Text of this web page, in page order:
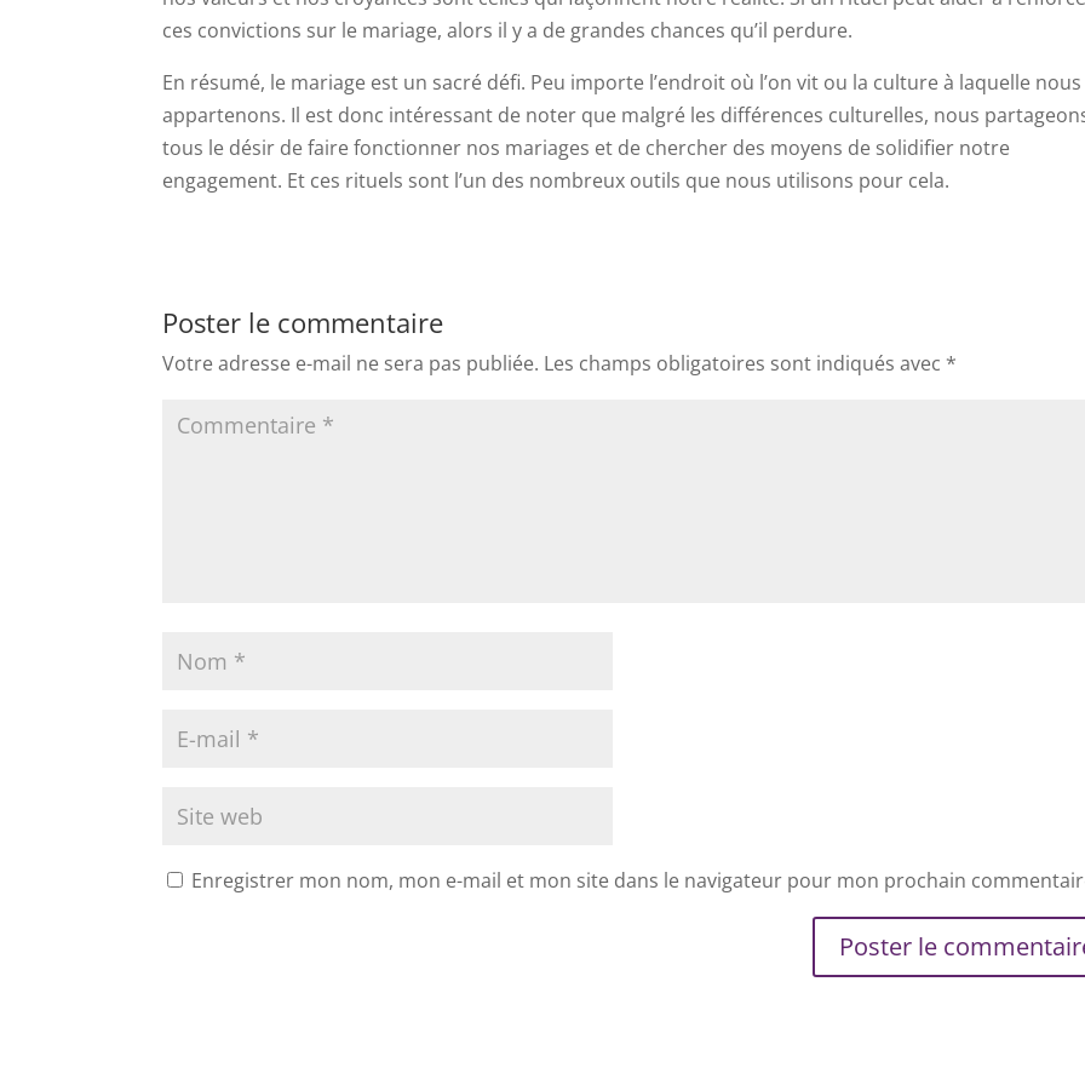
ces convictions sur le mariage, alors il y a de grandes chances qu’il perdure.
En résumé, le mariage est un sacré défi. Peu importe l’endroit où l’on vit ou la culture à laquelle nous
appartenons. Il est donc intéressant de noter que malgré les différences culturelles, nous
tous le désir de faire fonctionner nos mariages et de chercher des moyens de solidifier notre
engagement. Et ces rituels sont l’un des nombreux outils que nous utilisons pour cela.
Poster le commentaire
Votre adresse e-mail ne sera pas publiée. Les champs obligatoires sont indiqués avec *
Enregistrer mon nom, mon e-mail et mon site dans le navigateur pour mon prochain